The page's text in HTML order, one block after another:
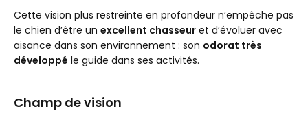
Cette vision plus restreinte en profondeur n’empêche pas
le chien d’être un excellent chasseur et d’évoluer avec
aisance dans son environnement : son odorat très
développé le guide dans ses activités.
Champ de vision